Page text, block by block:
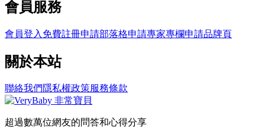
會員服務
會員登入 免費註冊申請部落格申請專家專欄申請品牌頁
關於本站
聯絡我們 隱私權政策服務條款
超過數萬位網友的問答和心得分享